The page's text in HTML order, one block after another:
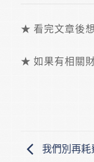
★ 看完文章後
★ 如果有相關
我們別再耗